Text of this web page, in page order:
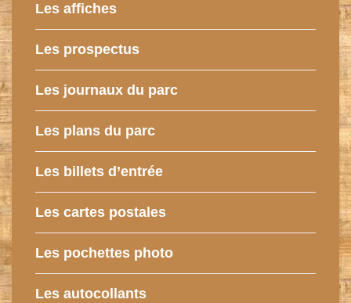
Les affiches
Les prospectus
Les journaux du parc
Les plans du parc
Les billets d’entrée
Les cartes postales
Les pochettes photo
Les autocollants